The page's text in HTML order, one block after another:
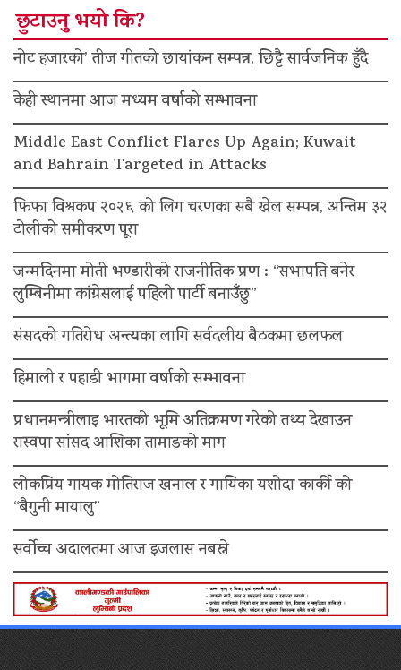
छुटाउनु भयो कि?
नोट हजारको’ तीज गीतको छायांकन सम्पन्न, छिट्टै सार्वजनिक हुँदै
केही स्थानमा आज मध्यम वर्षाको सम्भावना
Middle East Conflict Flares Up Again; Kuwait
and Bahrain Targeted in Attacks
फिफा विश्वकप २०२६ को लिग चरणका सबै खेल सम्पन्न, अन्तिम ३२
टोलीको समीकरण पूरा
जन्मदिनमा मोती भण्डारीको राजनीतिक प्रण : “सभापति बनेर
लुम्बिनीमा कांग्रेसलाई पहिलो पार्टी बनाउँछु”
संसदको गतिरोध अन्त्यका लागि सर्वदलीय बैठकमा छलफल
हिमाली र पहाडी भागमा वर्षाको सम्भावना
प्रधानमन्त्रीलाइ भारतको भूमि अतिक्रमण गरेको तथ्य देखाउन
रास्वपा सांसद आशिका तामाङको माग
लोकप्रिय गायक मोतिराज खनाल र गायिका यशोदा कार्की को
“बैगुनी मायालु”
सर्वोच्च अदालतमा आज इजलास नबस्ने